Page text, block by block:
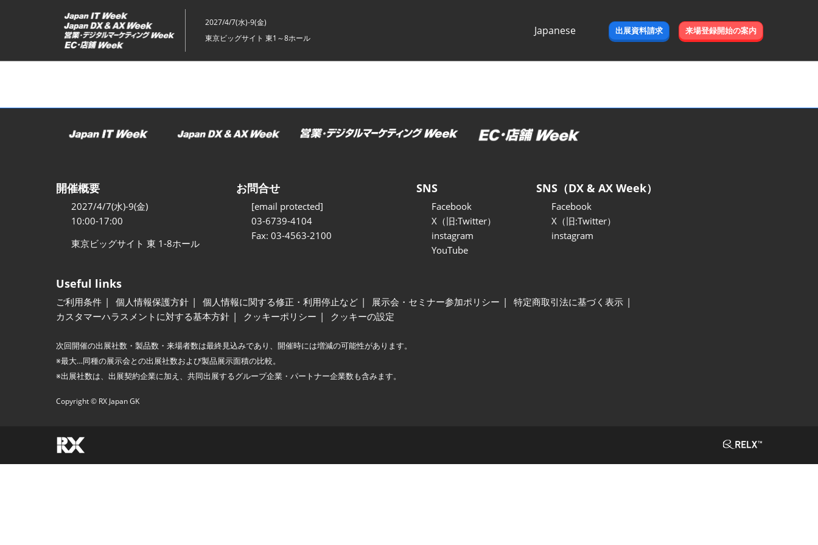
ッ
2027/4/7(水)-9(金)
東京ビッグサイト 東1～8ホール
Japanese
出展資料請求 来場登録開始の案内
開催概要
2027/4/7(水)-9(金)
10:00-17:00
東京ビッグサイト 東 1-8ホール
お問合せ
[email protected]
03-6739-4104
Fax: 03-4563-2100
SNS
Facebook
X（旧:Twitter）
instagram
YouTube
SNS（DX & AX Week）
Facebook
X（旧:Twitter）
instagram
Useful links
ご利用条件 個人情報保護方針 個人情報に関する修正・利用停止など 展示会・セミナー参加ポリシー
特定商取引法に基づく表示
カスタマーハラスメントに対する基本方針
クッキーポリシー クッキーの設定
次回開催の出展社数・製品数・来場者数は最終見込みであり、開催時には増減の可能性があります。
※最大…同種の展示会との出展社数および製品展示面積の比較。
※出展社数は、出展契約企業に加え、共同出展するグループ企業・パートナー企業数も含みます。
Copyright © RX Japan GK